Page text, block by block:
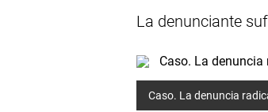
La denunciante
Caso. La denuncia